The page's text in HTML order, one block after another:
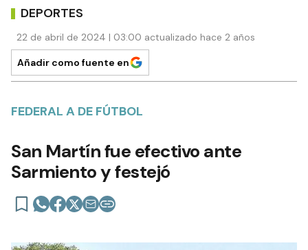
DEPORTES
22 de abril de 2024 | 03:00 actualizado hace 2 años
Añadir como fuente en
FEDERAL A DE FÚTBOL
San Martín fue efectivo ante
Sarmiento y festejó